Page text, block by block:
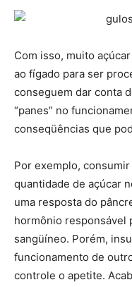
Com isso, muito
ao fígado para ser
conseguem dar conta
“panes” no
conseqüências que
Por exemplo,
quantidade de açúcar
uma resposta do
hormônio responsável
sangüíneo. Porém,
funcionamento de
controle o apetite.